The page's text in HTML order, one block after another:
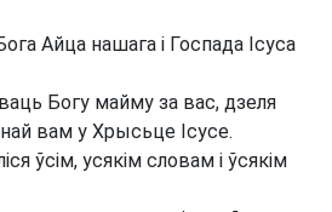
Айца нашага і Госпада Ісуса
Богу майму за вас, дзеля
вам у Хрысьце Ісусе.
ўсім, усякім словам і ўсякім